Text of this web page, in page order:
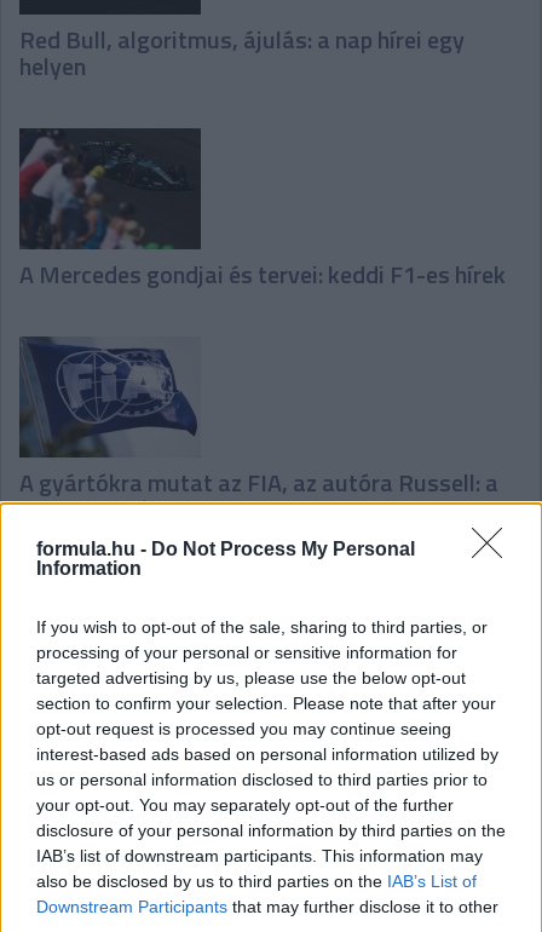
formula.hu - Do Not Process My Personal
Information
If you wish to opt-out of the sale, sharing to third parties, or
processing of your personal or sensitive information for
targeted advertising by us, please use the below opt-out
section to confirm your selection. Please note that after your
opt-out request is processed you may continue seeing
interest-based ads based on personal information utilized by
us or personal information disclosed to third parties prior to
your opt-out. You may separately opt-out of the further
disclosure of your personal information by third parties on the
IAB’s list of downstream participants. This information may
also be disclosed by us to third parties on the IAB’s List of
Downstream Participants that may further disclose it to other
Red Bull, algoritmus, ájulás: a nap hírei egy
helyen
A Mercedes gondjai és tervei: keddi F1-es hírek
A gyártókra mutat az FIA, az autóra Russell: a
nap F1-es hírei
Nagy tervek, nagy pénzek, nagy döntések –
vasárnapi F1-es hírek és sztorik